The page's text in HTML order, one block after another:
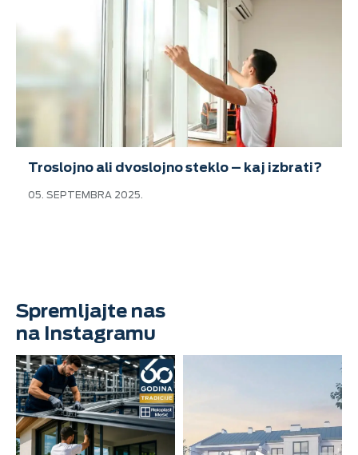
Troslojno ali dvoslojno steklo – kaj izbrati?
05. SEPTEMBRA 2025.
Spremljajte nas
na Instagramu